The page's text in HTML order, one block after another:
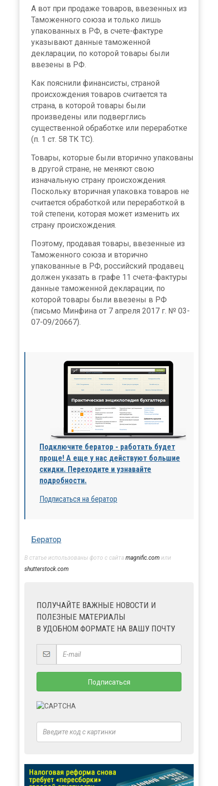
А вот при продаже товаров, ввезенных из
Таможенного союза и только лишь
упакованных в РФ, в счете-фактуре
указывают данные таможенной
декларации, по которой товары были
ввезены в РФ.
Как пояснили финансисты, страной
происхождения товаров считается та
страна, в которой товары были
произведены или подверглись
существенной обработке или переработке
(п. 1 ст. 58 ТК ТС).
Товары, которые были вторично упакованы
в другой стране, не меняют свою
изначальную страну происхождения.
Поскольку вторичная упаковка товаров не
считается обработкой или переработкой в
той степени, которая может изменить их
страну происхождения.
Поэтому, продавая товары, ввезенные из
Таможенного союза и вторично
упакованные в РФ, российский продавец
должен указать в графе 11 счета-фактуры
данные таможенной декларации, по
которой товары были ввезены в РФ
(письмо Минфина от 7 апреля 2017 г. № 03-
07-09/20667).
Подключите бератор - работать будет
проще! А еще у нас действуют большие
скидки. Переходите и узнавайте
подробности.
Подписаться на бератор
Бератор
В статье использованы фото с сайта magnific.com или
shutterstock.com
ПОЛУЧАЙТЕ ВАЖНЫЕ НОВОСТИ И
ПОЛЕЗНЫЕ МАТЕРИАЛЫ
В УДОБНОМ ФОРМАТЕ НА ВАШУ ПОЧТУ